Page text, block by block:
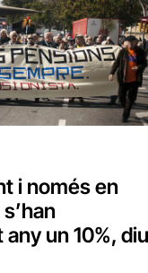
i només en
un 10%, diu